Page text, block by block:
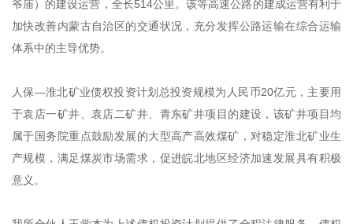
爷庙）的建设运营，全长514公里。该等高速公路的建成运营有利于
加快改善内蒙古自治区的交通状况，充分发挥公路运输在综合运输
体系中的主导优势。
人保—淮北矿业债权投资计划总投资规模为人民币20亿元，主要用
于袁店一矿井、袁店二矿井、青东矿井项目的建设，该矿井项目均
属于国务院重点鼓励发展的大型高产高效煤矿，对稳定淮北矿业生
产规模，满足煤炭市场需求，促进皖北地区经济加速发展具有积极
意义。